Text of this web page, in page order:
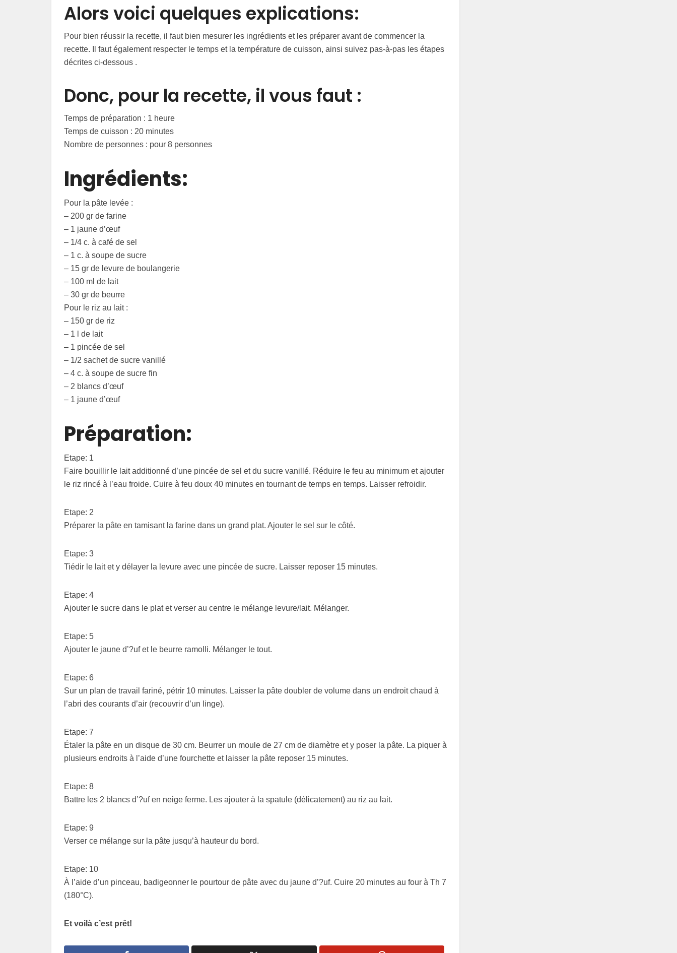
Alors voici quelques explications:
Pour bien réussir la recette, il faut bien mesurer les ingrédients et les préparer avant de commencer la
recette. Il faut également respecter le temps et la température de cuisson, ainsi suivez pas-à-pas les étapes
décrites ci-dessous .
Donc, pour la recette, il vous faut :
Temps de préparation : 1 heure
Temps de cuisson : 20 minutes
Nombre de personnes : pour 8 personnes
Ingrédients:
Pour la pâte levée :
– 200 gr de farine
– 1 jaune d’œuf
– 1/4 c. à café de sel
– 1 c. à soupe de sucre
– 15 gr de levure de boulangerie
– 100 ml de lait
– 30 gr de beurre
Pour le riz au lait :
– 150 gr de riz
– 1 l de lait
– 1 pincée de sel
– 1/2 sachet de sucre vanillé
– 4 c. à soupe de sucre fin
– 2 blancs d’œuf
– 1 jaune d’œuf
Préparation:
Etape: 1
Faire bouillir le lait additionné d’une pincée de sel et du sucre vanillé. Réduire le feu au minimum et ajouter
le riz rincé à l’eau froide. Cuire à feu doux 40 minutes en tournant de temps en temps. Laisser refroidir.
Etape: 2
Préparer la pâte en tamisant la farine dans un grand plat. Ajouter le sel sur le côté.
Etape: 3
Tiédir le lait et y délayer la levure avec une pincée de sucre. Laisser reposer 15 minutes.
Etape: 4
Ajouter le sucre dans le plat et verser au centre le mélange levure/lait. Mélanger.
Etape: 5
Ajouter le jaune d’?uf et le beurre ramolli. Mélanger le tout.
Etape: 6
Sur un plan de travail fariné, pétrir 10 minutes. Laisser la pâte doubler de volume dans un endroit chaud à
l’abri des courants d’air (recouvrir d’un linge).
Etape: 7
Étaler la pâte en un disque de 30 cm. Beurrer un moule de 27 cm de diamètre et y poser la pâte. La piquer à
plusieurs endroits à l’aide d’une fourchette et laisser la pâte reposer 15 minutes.
Etape: 8
Battre les 2 blancs d’?uf en neige ferme. Les ajouter à la spatule (délicatement) au riz au lait.
Etape: 9
Verser ce mélange sur la pâte jusqu’à hauteur du bord.
Etape: 10
À l’aide d’un pinceau, badigeonner le pourtour de pâte avec du jaune d’?uf. Cuire 20 minutes au four à Th 7
(180°C).
Et voilà c’est prêt!